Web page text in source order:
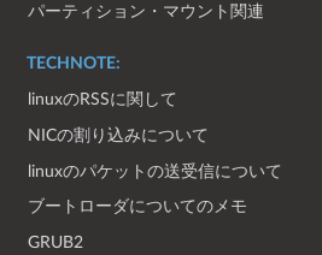
パーティション・マウント関連
TECHNOTE:
linuxのRSSに関して
NICの割り込みについて
linuxのパケットの送受信について
ブートローダについてのメモ
GRUB2